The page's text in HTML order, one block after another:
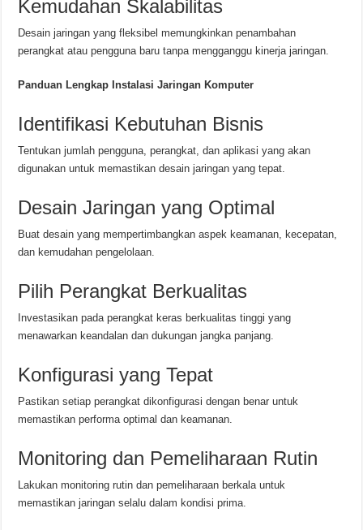
Kemudahan Skalabilitas
Desain jaringan yang fleksibel memungkinkan penambahan
perangkat atau pengguna baru tanpa mengganggu kinerja jaringan.
Panduan Lengkap Instalasi Jaringan Komputer
Identifikasi Kebutuhan Bisnis
Tentukan jumlah pengguna, perangkat, dan aplikasi yang akan
digunakan untuk memastikan desain jaringan yang tepat.
Desain Jaringan yang Optimal
Buat desain yang mempertimbangkan aspek keamanan, kecepatan,
dan kemudahan pengelolaan.
Pilih Perangkat Berkualitas
Investasikan pada perangkat keras berkualitas tinggi yang
menawarkan keandalan dan dukungan jangka panjang.
Konfigurasi yang Tepat
Pastikan setiap perangkat dikonfigurasi dengan benar untuk
memastikan performa optimal dan keamanan.
Monitoring dan Pemeliharaan Rutin
Lakukan monitoring rutin dan pemeliharaan berkala untuk
memastikan jaringan selalu dalam kondisi prima.